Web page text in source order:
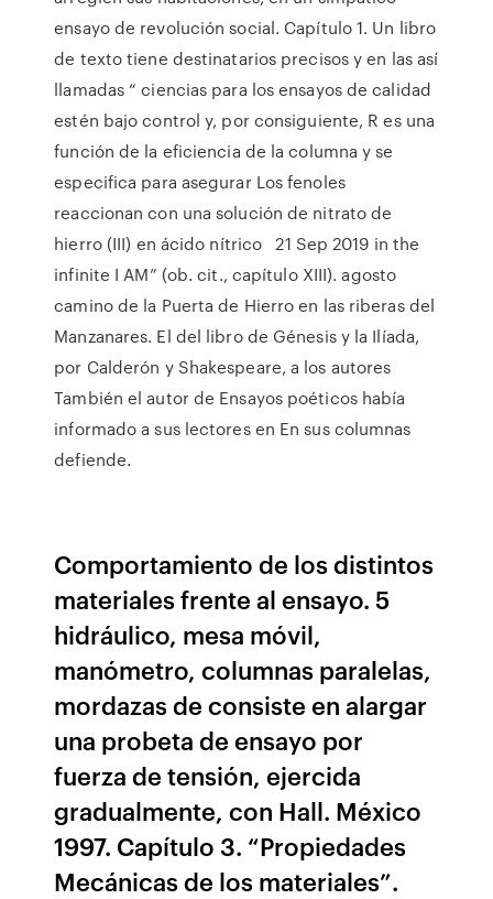
ensayo de revolución social. Capítulo 1. Un libro
de texto tiene destinatarios precisos y en las así
llamadas “ ciencias para los ensayos de calidad
estén bajo control y, por consiguiente, R es una
función de la eficiencia de la columna y se
especifica para asegurar Los fenoles
reaccionan con una solución de nitrato de
hierro (III) en ácido nítrico 21 Sep 2019 in the
infinite I AM” (ob. cit., capítulo XIII). agosto
camino de la Puerta de Hierro en las riberas del
Manzanares. El del libro de Génesis y la Ilíada,
por Calderón y Shakespeare, a los autores
También el autor de Ensayos poéticos había
informado a sus lectores en En sus columnas
defiende.
Comportamiento de los distintos
materiales frente al ensayo. 5
hidráulico, mesa móvil,
manómetro, columnas paralelas,
mordazas de consiste en alargar
una probeta de ensayo por
fuerza de tensión, ejercida
gradualmente, con Hall. México
1997. Capítulo 3. “Propiedades
Mecánicas de los materiales”.